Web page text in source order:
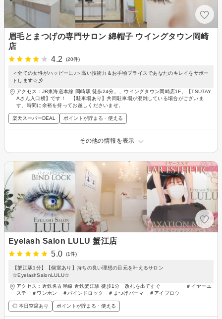
眉毛とまつげの専門サロン 綿帽子 ウイングタウン岡崎
店
4.2
(20件)
＜全ての女性がハッピーに♪＞高い技術力＆お手頃プライスであなたのキレイをサポー
トします☆彡
アクセス：JR東海道本線 岡崎駅 徒歩24分。、ウイングタウン岡崎店1F。【TSUTAY
Aさん入口横】です！ 【駐車場あり】共同駐車場が混雑している場合がございま
す、時間に余裕を持ってお越しくださいませ。
楽天スーパーDEAL ポイントが貯まる・使える
その他の情報を表示
Eyelash Salon LULU 蟹江店
5.0
(1件)
【蟹江駅1分】【個室あり】持ちの良い理想の目元を叶えるサロン
☆EyelashSalonLULU☆
アクセス：近鉄名古屋線 近鉄蟹江駅 徒歩1分 改札を出てすぐ ＃イヤーエ
ステ ＃ワンホン ＃バインドロック ＃まつげパーマ ＃アイブロウ
◎ 本日空席あり ポイントが貯まる・使える